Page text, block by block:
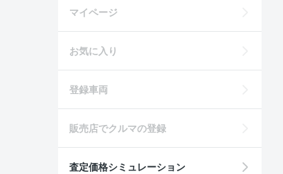
マイページ
お気に入り
登録車両
販売店でクルマの登録
査定価格シミュレーション